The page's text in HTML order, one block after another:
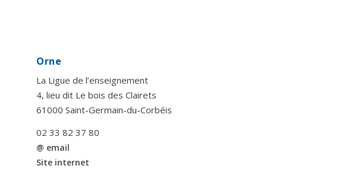
Orne
La Ligue de l’enseignement
4, lieu dit Le bois des Clairets
61000 Saint-Germain-du-Corbéis
02 33 82 37 80
@ email
Site internet